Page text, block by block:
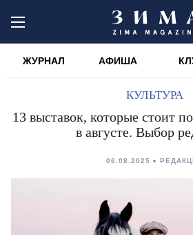
ЖУРНАЛ АФИША
КУЛЬТУРА
13 выставок, которые стоит
в августе. Выбор
06.08.2025